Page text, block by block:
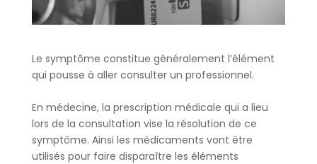
Le symptôme constitue généralement l’élément
qui pousse à aller consulter un professionnel.
En médecine, la prescription médicale qui a lieu
lors de la consultation vise la résolution de ce
symptôme. Ainsi les médicaments vont être
utilisés pour faire disparaître les éléments